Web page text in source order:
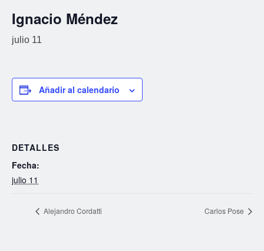
Ignacio Méndez
julio 11
Añadir al calendario
DETALLES
Fecha:
julio 11
Alejandro Cordatti Carlos Pose